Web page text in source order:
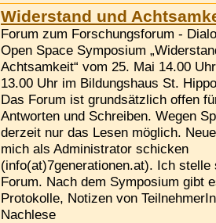
Widerstand und
Forum zum Forschungsforum -
Open Space Symposium
Achtsamkeit“ vom 25. Mai 14.00
13.00 Uhr im Bildungshaus St.
Das Forum ist grundsätzlich offen
Antworten und Schreiben. Wegen
derzeit nur das Lesen möglich.
mich als Administrator schicken
(info(at)7generationen.at). Ich stelle
Forum. Nach dem Symposium gibt
Protokolle, Notizen von
Nachlese